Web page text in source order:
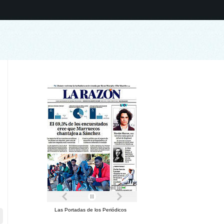
Las Portadas de los Periódicos